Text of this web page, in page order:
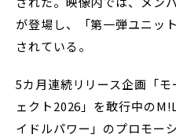
が登場し、「第一弾ユニッ
されている。
5カ月連続リリース企画「
ェクト2026」を敢行中の
イドルパワー」のプロモー